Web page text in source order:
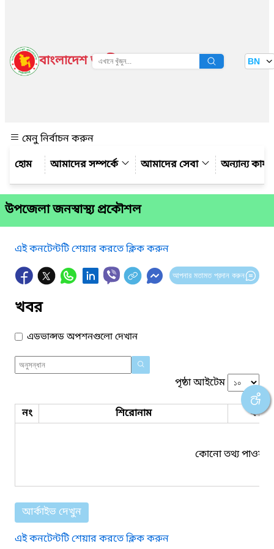
বাংলাদেশ জাতীয় তথ্য বাতায়ন BN
মেনু নির্বাচন করুন
আমাদের সম্পর্কে
আমাদের সেবা অন্যান্য
উপজেলা জনস্বাস্থ্য প্রকৌশল
এই কনটেন্টটি শেয়ার করতে ক্লিক করুন
আপনার মতামত প্রদান করুন
খবর
এডভান্সড অপশনগুলো দেখান
পৃষ্ঠা আইটেম
নং শিরোনাম ফাইল
কোনো তথ্য পাওয়া
আর্কাইভ দেখুন
এই কনটেন্টটি শেয়ার করতে ক্লিক করুন